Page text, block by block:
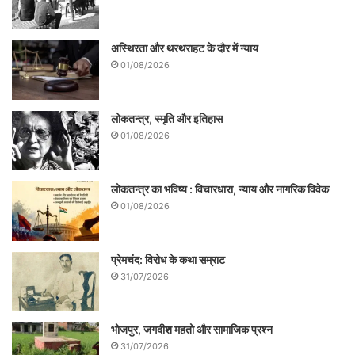
अच्छी पैठ भी है। वाराणसी की अपेक्षा उनके चुनाव
जीतने की सम्भावना पंजाब से ही बन सकती है।
यदि चंद्रशेखर अपनी घोषणा पर अमल करते हुए
वाराणसी से नरेंद्र मोदी के विरूद्ध लोक सभा का
चुनाव लड़ते हैं और सपा-बसपा गठबंधन के साथ
अस्थिरता और थरथराहट के दौर में न्याय
01/08/2026
लोकतन्त्र, स्मृति और इतिहास
01/08/2026
लोकतन्त्र का भविष्य : विचारधारा, न्याय और नागरिक विवेक
01/08/2026
प्रेमचंद: विरोध के कथा सम्राट
31/07/2026
भोजपुर, जगदीश महतो और सामाजिक प्रश्न
31/07/2026